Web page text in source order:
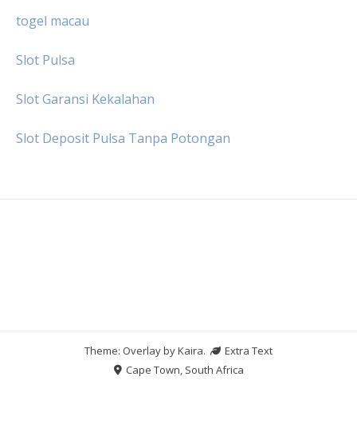
togel macau
Slot Pulsa
Slot Garansi Kekalahan
Slot Deposit Pulsa Tanpa Potongan
Theme: Overlay byKaira.
Extra Text
Cape Town, South Africa